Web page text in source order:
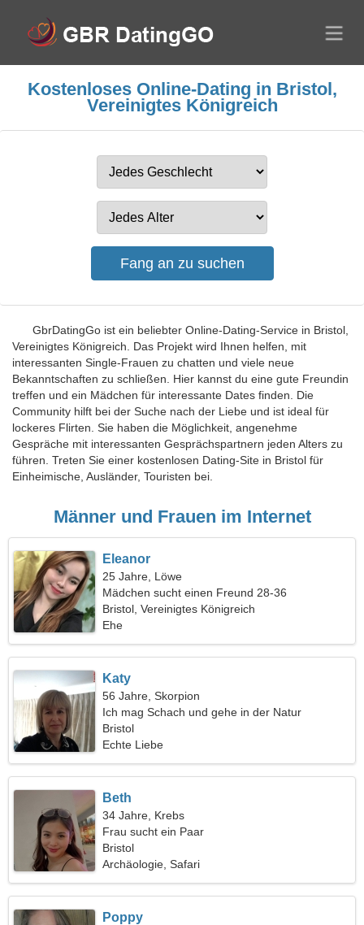
Kostenloses Online-Dating in Bristol,
Vereinigtes Königreich
GbrDatingGo ist ein beliebter Online-Dating-Service in Bristol,
Vereinigtes Königreich. Das Projekt wird Ihnen helfen, mit
interessanten Single-Frauen zu chatten und viele neue
Bekanntschaften zu schließen. Hier kannst du eine gute Freundin
treffen und ein Mädchen für interessante Dates finden. Die
Community hilft bei der Suche nach der Liebe und ist ideal für
lockeres Flirten. Sie haben die Möglichkeit, angenehme
Gespräche mit interessanten Gesprächspartnern jeden Alters zu
führen. Treten Sie einer kostenlosen Dating-Site in Bristol für
Einheimische, Ausländer, Touristen bei.
Männer und Frauen im Internet
Eleanor
25 Jahre, Löwe
Mädchen sucht einen Freund 28-36
Bristol, Vereinigtes Königreich
Ehe
Katy
56 Jahre, Skorpion
Ich mag Schach und gehe in der Natur
spazieren
Bristol
Echte Liebe
Beth
34 Jahre, Krebs
Frau sucht ein Paar
Bristol
Archäologie, Safari
Poppy